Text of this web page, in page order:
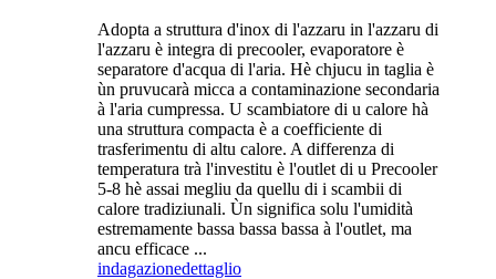
Adopta a struttura d'inox di l'azzaru in l'azzaru di
l'azzaru è integra di precooler, evaporatore è
separatore d'acqua di l'aria. Hè chjucu in taglia è
ùn pruvucarà micca a contaminazione secondaria
à l'aria cumpressa. U scambiatore di u calore hà
una struttura compacta è a coefficiente di
trasferimentu di altu calore. A differenza di
temperatura trà l'investitu è ​​l'outlet di u Precooler
5-8 hè assai megliu da quellu di i scambii di
calore tradiziunali. Ùn significa solu l'umidità
estremamente bassa bassa bassa à l'outlet, ma
ancu efficace ...
indagazionedettaglio